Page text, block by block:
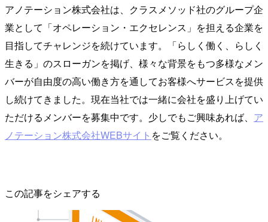
アノテーション株式会社は、クラスメソッド社のグループ企
業として「オペレーション・エクセレンス」を担える企業を
目指してチャレンジを続けています。「らしく働く、らしく
生きる」のスローガンを掲げ、様々な背景をもつ多様なメン
バーが自由度の高い働き方を通してお客様へサービスを提供
し続けてきました。現在当社では一緒に会社を盛り上げてい
ただけるメンバーを募集中です。少しでもご興味あれば、 ア
ノテーション株式会社WEBサイト をご覧ください。
この記事をシェアする